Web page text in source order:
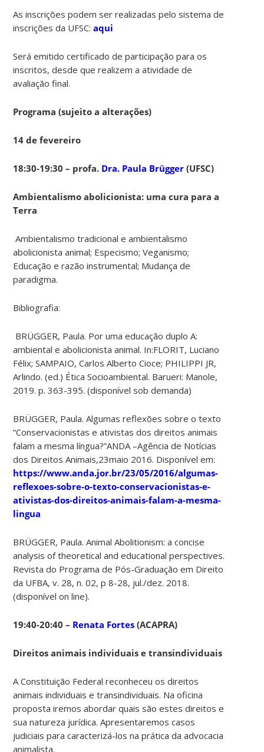
As inscrições podem ser realizadas pelo sistema de
inscrições da UFSC:aqui
Será emitido certificado de participação para os
inscritos, desde que realizem a atividade de
avaliação final.
Programa (sujeito a alterações)
14 de fevereiro
18:30-19:30 – profa. Dra. Paula Brügger (UFSC)
Ambientalismo abolicionista: uma cura para a
Terra
Ambientalismo tradicional e ambientalismo
abolicionista animal; Especismo; Veganismo;
Educação e razão instrumental; Mudança de
paradigma.
Bibliografia:
BRÜGGER, Paula. Por uma educação duplo A:
ambiental e abolicionista animal. In:FLORIT, Luciano
Félix; SAMPAIO, Carlos Alberto Cioce; PHILIPPI JR,
Arlindo. (ed.) Ética Socioambiental. Barueri: Manole,
2019. p. 363-395. (disponível sob demanda)
BRÜGGER, Paula. Algumas reflexões sobre o texto
“Conservacionistas e ativistas dos direitos animais
falam a mesma língua?”ANDA –Agência de Notícias
dos Direitos Animais,23maio 2016. Disponível em:
https://www.anda.jor.br/23/05/2016/algumas-
reflexoes-sobre-o-texto-conservacionistas-e-
ativistas-dos-direitos-animais-falam-a-mesma-
lingua
BRÜGGER, Paula. Animal Abolitionism: a concise
analysis of theoretical and educational perspectives.
Revista do Programa de Pós-Graduação em Direito
da UFBA, v. 28, n. 02, p 8-28, jul./dez. 2018.
(disponível on line).
19:40-20:40 – Renata Fortes (ACAPRA)
Direitos animais individuais e transindividuais
A Constituição Federal reconheceu os direitos
animais individuais e transindividuais. Na oficina
proposta iremos abordar quais são estes direitos e
sua natureza jurídica. Apresentaremos casos
judiciais para caracterizá-los na prática da advocacia
animalista.